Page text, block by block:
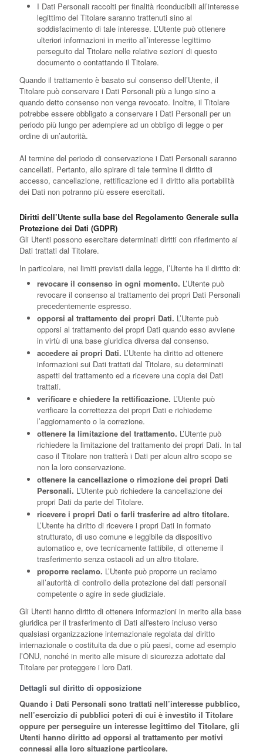
I Dati Personali raccolti per finalità riconducibili all’interesse
legittimo del Titolare saranno trattenuti sino al
soddisfacimento di tale interesse. L’Utente può ottenere
ulteriori informazioni in merito all’interesse legittimo
perseguito dal Titolare nelle relative sezioni di questo
documento o contattando il Titolare.
Quando il trattamento è basato sul consenso dell’Utente, il
Titolare può conservare i Dati Personali più a lungo sino a
quando detto consenso non venga revocato. Inoltre, il Titolare
potrebbe essere obbligato a conservare i Dati Personali per un
periodo più lungo per adempiere ad un obbligo di legge o per
ordine di un’autorità.
Al termine del periodo di conservazione i Dati Personali saranno
cancellati. Pertanto, allo spirare di tale termine il diritto di
accesso, cancellazione, rettificazione ed il diritto alla portabilità
dei Dati non potranno più essere esercitati.
Diritti dell’Utente sulla base del Regolamento Generale sulla
Protezione dei Dati (GDPR)
Gli Utenti possono esercitare determinati diritti con riferimento ai
Dati trattati dal Titolare.
In particolare, nei limiti previsti dalla legge, l’Utente ha il diritto di:
revocare il consenso in ogni momento. L’Utente può
revocare il consenso al trattamento dei propri Dati Personali
precedentemente espresso.
opporsi al trattamento dei propri Dati. L’Utente può
opporsi al trattamento dei propri Dati quando esso avviene
in virtù di una base giuridica diversa dal consenso.
accedere ai propri Dati. L’Utente ha diritto ad ottenere
informazioni sui Dati trattati dal Titolare, su determinati
aspetti del trattamento ed a ricevere una copia dei Dati
trattati.
verificare e chiedere la rettificazione. L’Utente può
verificare la correttezza dei propri Dati e richiederne
l’aggiornamento o la correzione.
ottenere la limitazione del trattamento. L’Utente può
richiedere la limitazione del trattamento dei propri Dati. In tal
caso il Titolare non tratterà i Dati per alcun altro scopo se
non la loro conservazione.
ottenere la cancellazione o rimozione dei propri Dati
Personali. L’Utente può richiedere la cancellazione dei
propri Dati da parte del Titolare.
ricevere i propri Dati o farli trasferire ad altro titolare.
L’Utente ha diritto di ricevere i propri Dati in formato
strutturato, di uso comune e leggibile da dispositivo
automatico e, ove tecnicamente fattibile, di ottenerne il
trasferimento senza ostacoli ad un altro titolare.
proporre reclamo. L’Utente può proporre un reclamo
all’autorità di controllo della protezione dei dati personali
competente o agire in sede giudiziale.
Gli Utenti hanno diritto di ottenere informazioni in merito alla base
giuridica per il trasferimento di Dati all'estero incluso verso
qualsiasi organizzazione internazionale regolata dal diritto
internazionale o costituita da due o più paesi, come ad esempio
l’ONU, nonché in merito alle misure di sicurezza adottate dal
Titolare per proteggere i loro Dati.
Dettagli sul diritto di opposizione
Quando i Dati Personali sono trattati nell’interesse pubblico,
nell’esercizio di pubblici poteri di cui è investito il Titolare
oppure per perseguire un interesse legittimo del Titolare, gli
Utenti hanno diritto ad opporsi al trattamento per motivi
connessi alla loro situazione particolare.